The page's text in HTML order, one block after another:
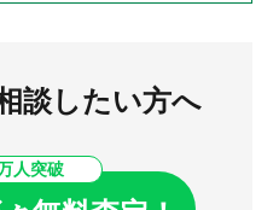
談したい方へ
人突破